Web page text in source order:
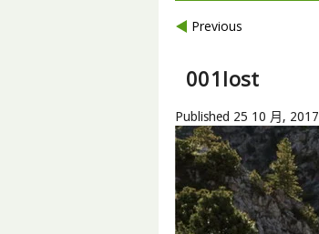
Previous
001lost
Published 25 10 月, 2017